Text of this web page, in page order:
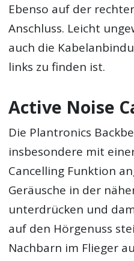
Ebenso auf der
Anschluss. Leicht
auch die
links zu finden ist.
Active Noise
Die Plantronics
insbesondere mit
Cancelling Funktion
Geräusche in der
unterdrücken und
auf den Hörgenuss
Nachbarn im Flieger